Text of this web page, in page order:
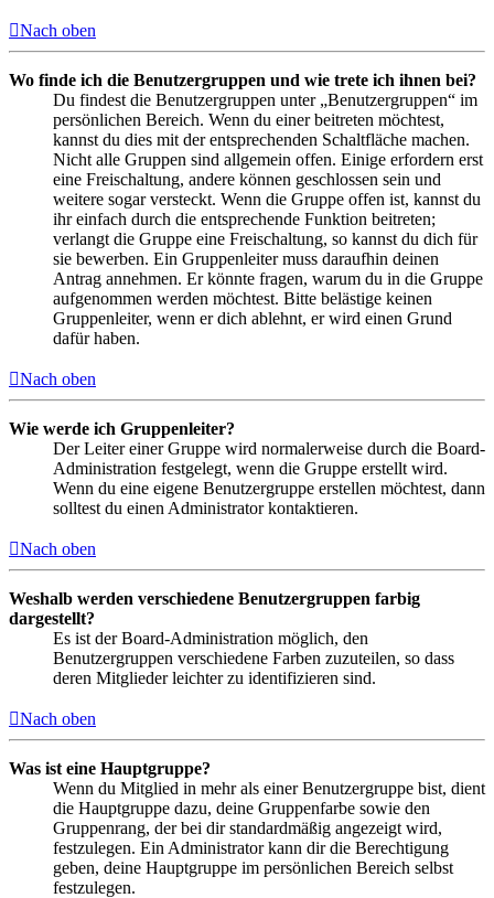
Nach oben
Wo finde ich die Benutzergruppen und wie trete ich ihnen bei?
Du findest die Benutzergruppen unter „Benutzergruppen“ im
persönlichen Bereich. Wenn du einer beitreten möchtest,
kannst du dies mit der entsprechenden Schaltfläche machen.
Nicht alle Gruppen sind allgemein offen. Einige erfordern erst
eine Freischaltung, andere können geschlossen sein und
weitere sogar versteckt. Wenn die Gruppe offen ist, kannst du
ihr einfach durch die entsprechende Funktion beitreten;
verlangt die Gruppe eine Freischaltung, so kannst du dich für
sie bewerben. Ein Gruppenleiter muss daraufhin deinen
Antrag annehmen. Er könnte fragen, warum du in die Gruppe
aufgenommen werden möchtest. Bitte belästige keinen
Gruppenleiter, wenn er dich ablehnt, er wird einen Grund
dafür haben.
Nach oben
Wie werde ich Gruppenleiter?
Der Leiter einer Gruppe wird normalerweise durch die Board-
Administration festgelegt, wenn die Gruppe erstellt wird.
Wenn du eine eigene Benutzergruppe erstellen möchtest, dann
solltest du einen Administrator kontaktieren.
Nach oben
Weshalb werden verschiedene Benutzergruppen farbig
dargestellt?
Es ist der Board-Administration möglich, den
Benutzergruppen verschiedene Farben zuzuteilen, so dass
deren Mitglieder leichter zu identifizieren sind.
Nach oben
Was ist eine Hauptgruppe?
Wenn du Mitglied in mehr als einer Benutzergruppe bist, dient
die Hauptgruppe dazu, deine Gruppenfarbe sowie den
Gruppenrang, der bei dir standardmäßig angezeigt wird,
festzulegen. Ein Administrator kann dir die Berechtigung
geben, deine Hauptgruppe im persönlichen Bereich selbst
festzulegen.